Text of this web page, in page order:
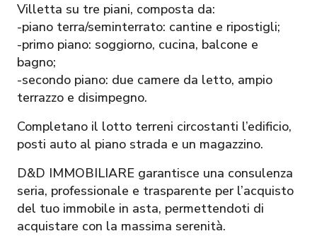
Villetta su tre piani, composta da:
-piano terra/seminterrato: cantine e ripostigli;
-primo piano: soggiorno, cucina, balcone e
bagno;
-secondo piano: due camere da letto, ampio
terrazzo e disimpegno.
Completano il lotto terreni circostanti l’edificio,
posti auto al piano strada e un magazzino.
D&D IMMOBILIARE garantisce una consulenza
seria, professionale e trasparente per l’acquisto
del tuo immobile in asta, permettendoti di
acquistare con la massima serenità.